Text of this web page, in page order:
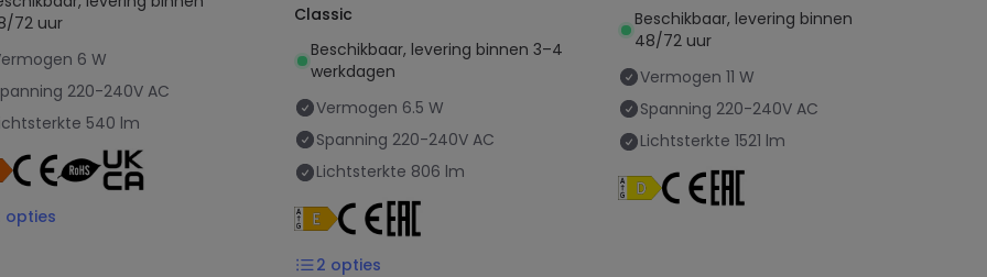
72 uur
6 W
220-240V AC
540 lm
opties
Classic
Beschikbaar, levering binnen 3–4
werkdagen
Vermogen 6.5 W
Spanning 220-240V AC
Lichtsterkte 806 lm
2 opties
Beschikbaar, levering binnen
48/72 uur
Vermogen 11 W
Spanning 220-240V AC
Lichtsterkte 1521 lm